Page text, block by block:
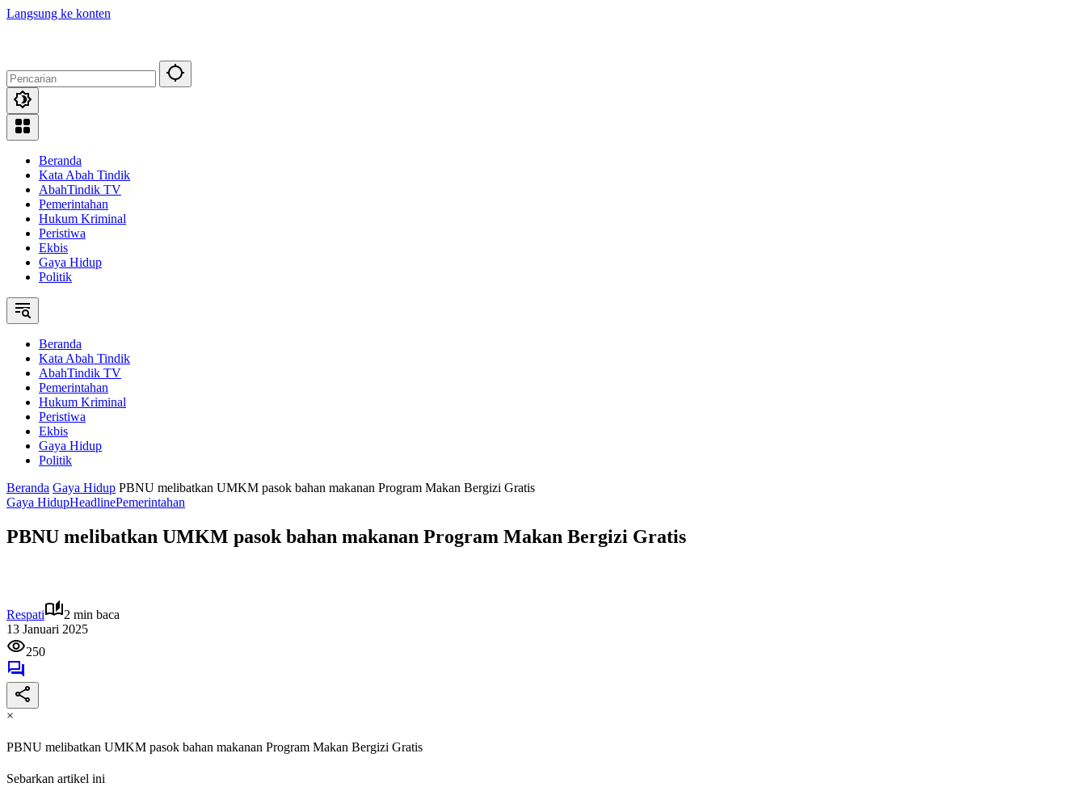
Langsung ke konten
Beranda
Kata Abah Tindik
AbahTindik TV
Pemerintahan
Hukum Kriminal
Peristiwa
Ekbis
Gaya Hidup
Politik
Beranda
Kata Abah Tindik
AbahTindik TV
Pemerintahan
Hukum Kriminal
Peristiwa
Ekbis
Gaya Hidup
Politik
Beranda Gaya Hidup PBNU melibatkan UMKM pasok bahan makanan Program Makan Bergizi Gratis
Gaya HidupHeadlinePemerintahan
PBNU melibatkan UMKM pasok bahan makanan Program Makan Bergizi Gratis
Respati
2 min baca
13 Januari 2025
250
×
PBNU melibatkan UMKM pasok bahan makanan Program Makan Bergizi Gratis
Sebarkan artikel ini